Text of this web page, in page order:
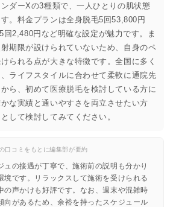
ダーXの3種類で、一人ひとりの肌状態
。料金プランは全身脱毛5回53,800円
回2,480円など明確な設定が魅力です。ま
期限が設けられていないため、自身のペ
られる点が大きな特徴です。全国に多く
ライフスタイルに合わせて柔軟に通院先
ら、初めて医療脱毛を検討している方に
な実績と通いやすさを両立させたい方
して検討してみてください。
口コミをもとに編集部が要約
ュの接遇が丁寧で、施術前の説明も分かり
境です。リラックスして施術を受けられる
の声かけも好評です。なお、週末や混雑時
向があるため、余裕を持ったスケジュール